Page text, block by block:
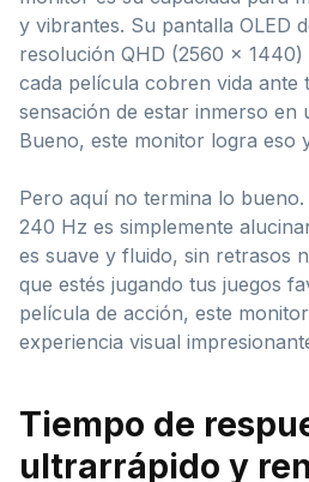
y vibrantes. Su pantalla OLED
resolución QHD (2560 x 1440)
cada película cobren vida ante
sensación de estar inmerso en
Bueno, este monitor logra eso
Pero aquí no termina lo
240 Hz es simplemente
es suave y fluido, sin retrasos
que estés jugando tus juegos
película de acción, este
experiencia visual
Tiempo de
ultrarrápido y